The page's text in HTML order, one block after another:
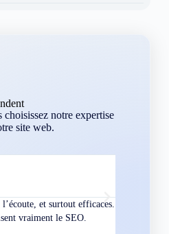
notre expertise
site web.
et surtout efficaces. On
le SEO.